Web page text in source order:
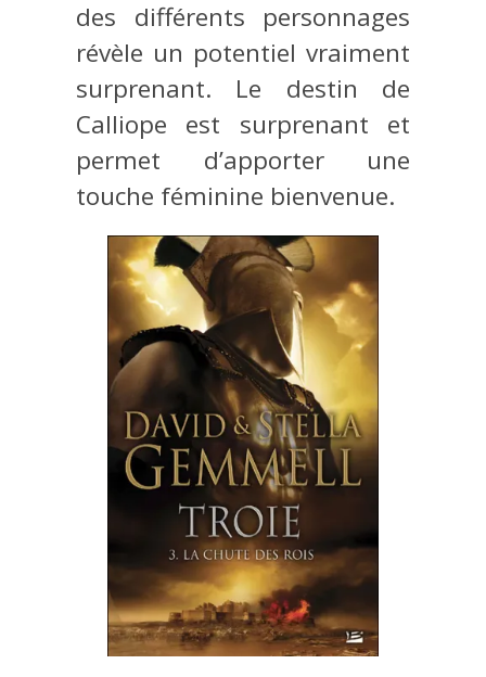
des différents personnages
révèle un potentiel vraiment
surprenant. Le destin de
Calliope est surprenant et
permet d’apporter une
touche féminine bienvenue.